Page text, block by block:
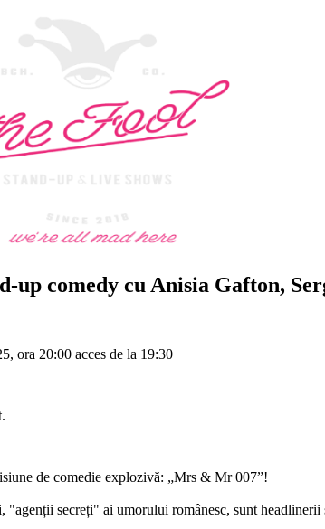
up comedy cu Anisia Gafton,
ora 20:00 acces de la 19:30
de comedie explozivă: „Mrs & Mr 007”!
"agenții secreți" ai umorului românesc, sunt headlinerii